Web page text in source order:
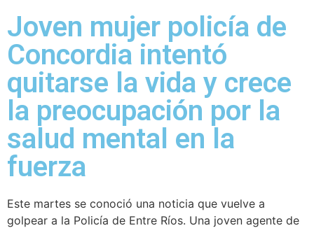
Joven mujer policía de
Concordia intentó
quitarse la vida y crece
la preocupación por la
salud mental en la
fuerza
Este martes se conoció una noticia que vuelve a
golpear a la Policía de Entre Ríos. Una joven agente de